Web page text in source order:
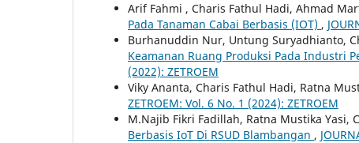
Arif Fahmi , Charis Fathul Hadi, Ahmad
Pada Tanaman Cabai Berbasis (IOT) ,
Burhanuddin Nur, Untung Suryadhianto,
Keamanan Ruang Produksi Pada Industri
(2022): ZETROEM
Viky Ananta, Charis Fathul Hadi, Ratna
ZETROEM: Vol. 6 No. 1 (2024): ZETROEM
M.Najib Fikri Fadillah, Ratna Mustika Yasi,
Berbasis IoT Di RSUD Blambangan ,